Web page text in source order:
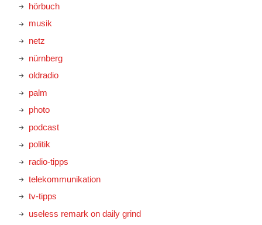
hörbuch
musik
netz
nürnberg
oldradio
palm
photo
podcast
politik
radio-tipps
telekommunikation
tv-tipps
useless remark on daily grind